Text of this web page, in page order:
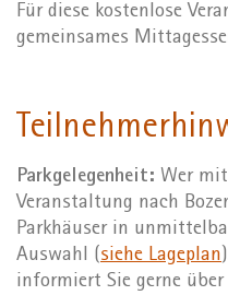
Für diese kostenlose
gemeinsames
Parkgelegenheit: Wer
Veranstaltung nach
Parkhäuser in
Auswahl (siehe Lageplan
informiert Sie gerne über